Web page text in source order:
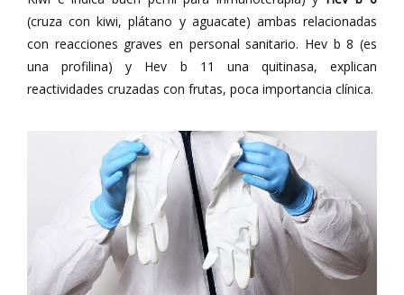
(cruza con kiwi, plátano y aguacate) ambas relacionadas
con reacciones graves en personal sanitario. Hev b 8 (es
una profilina) y Hev b 11 una quitinasa, explican
reactividades cruzadas con frutas, poca importancia clínica.